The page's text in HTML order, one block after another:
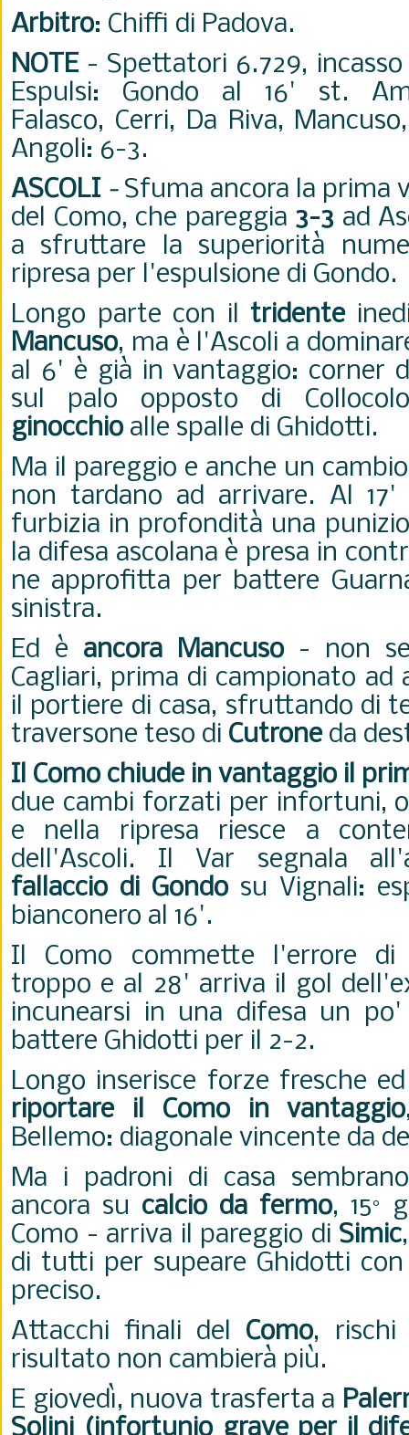
Arbitro: Chiffi di Padova.
NOTE - Spettatori 6.729, incasso
Espulsi: Gondo al 16' st.
Falasco, Cerri, Da Riva,
Angoli: 6-3.
ASCOLI- Sfuma ancora la prima
del Como, che pareggia 3-3 ad
a sfruttare la superiorità
ripresa per l'espulsione di Gondo.
Longo parte con il tridente
Mancuso, ma è l'Ascoli a
al 6' è già in vantaggio: corner
sul palo opposto di
ginocchioalle spalle di Ghidotti.
Ma il pareggio e anche un
non tardano ad arrivare. Al
furbizia in profondità una
la difesa ascolana è presa in
ne approfitta per battere
sinistra.
Ed è ancora Mancuso- non
Cagliari, prima di campionato
il portiere di casa, sfruttando di
traversone teso di Cutroneda
Il Como chiude in vantaggio il
due cambi forzati per infortuni,
e nella ripresa riesce a
dell'Ascoli. Il Var segnala
fallaccio di Gondosu Vignali:
bianconero al 16'.
Il Como commette l'errore di
troppo e al 28' arriva il gol
incunearsi in una difesa un
battere Ghidotti per il 2-2.
Longo inserisce forze fresche
riportare il Como in vantaggio
Bellemo: diagonale vincente da
Ma i padroni di casa
ancora su calcio da fermo, 15°
Como - arriva il pareggio di Simic
di tutti per supeare Ghidotti
preciso.
Attacchi finali del Como, rischi
risultato non cambierà più.
E giovedì, nuova trasferta a
Solini (infortunio grave per il